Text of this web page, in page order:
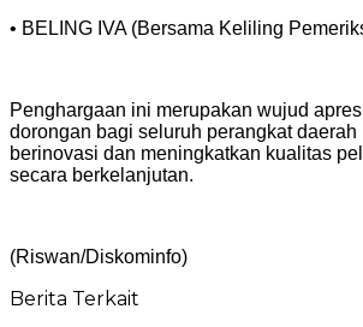
• BELING IVA (Bersama Keliling
Penghargaan ini merupakan wujud
dorongan bagi seluruh perangkat daerah
berinovasi dan meningkatkan kualitas
secara berkelanjutan.
(Riswan/Diskominfo)
Berita Terkait